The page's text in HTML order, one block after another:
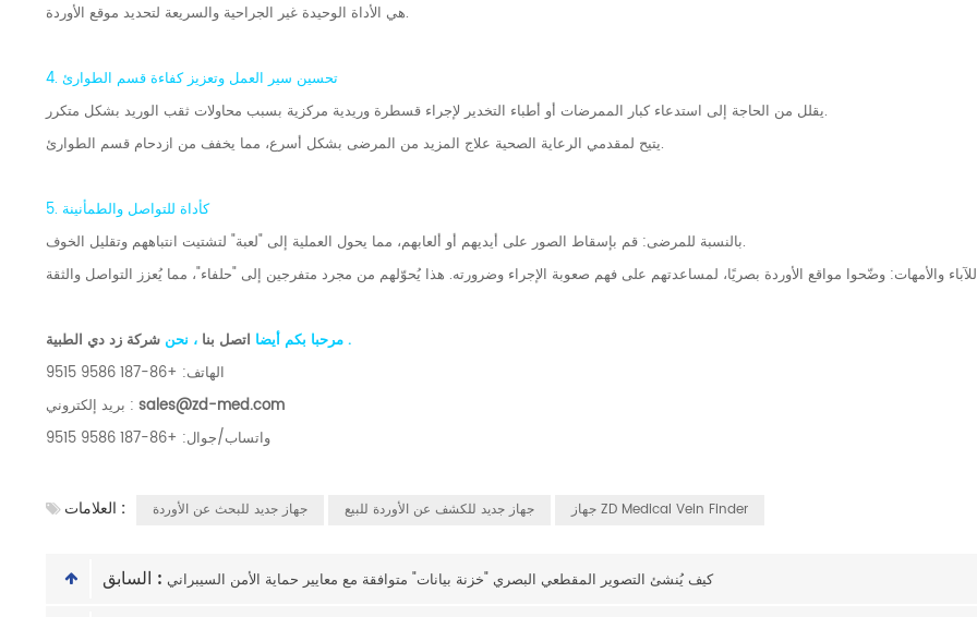
هي الأداة الوحيدة غير الجراحية والسريعة لتحديد موقع الأوردة.
4. تحسين سير العمل وتعزيز كفاءة قسم الطوارئ
يقلل من الحاجة إلى استدعاء كبار الممرضات أو أطباء التخدير لإجراء قسطرة وريدية مركزية بسبب محاولات ثقب الوريد بشكل متكرر.
يتيح لمقدمي الرعاية الصحية علاج المزيد من المرضى بشكل أسرع، مما يخفف من ازدحام قسم الطوارئ.
5. كأداة للتواصل والطمأنينة
بالنسبة للمرضى: قم بإسقاط الصور على أيديهم أو ألعابهم، مما يحول العملية إلى "لعبة" لتشتيت انتباههم وتقليل الخوف.
مرحبا بكم أيضا اتصل بنا ، نحن
.
الهاتف: +86-187 9586 9515
بريد إلكتروني : sales@zd-med.com
واتساب/جوال: +86-187 9586 9515
العلامات : جهاز جديد للبحث عن الأوردة جهاز جديد للكشف عن الأوردة للبيع جهاز ZD Medical Vein Finder
السابق : كيف يُنشئ التصوير المقطعي البصري "خزنة بيانات" متوافقة مع معايير حماية الأمن السيبراني